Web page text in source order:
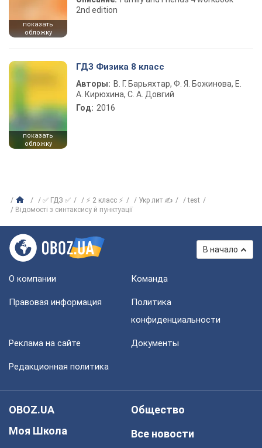
показать
обложку
2nd edition
показать
обложку
ГДЗ Физика 8 класс
Авторы: В. Г. Барьяхтар, Ф. Я. Божинова, Е.
А. Кирюхина, С. А. Довгий
Год: 2016
✅ ГДЗ ✅ ⚡ 2 класс ⚡ Укр лит ✍
test
Відомості з синтаксису й пунктуації
В начало
О компании Команда
Правовая информация
Политика
конфиденциальности
Реклама на сайте Документы
Редакционная политика
OBOZ.UA
Моя Школа
Общество
Все новости